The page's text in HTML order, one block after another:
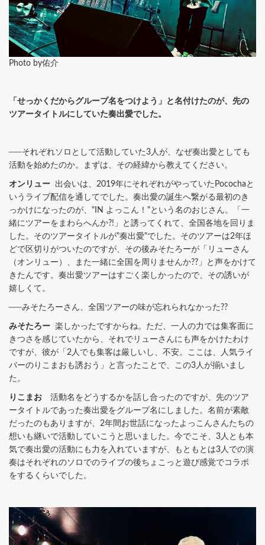
Photo by佑介
「せっかくだからグループ名をつけよう」と名付けたのが、先の
ツアータイトルにしていた奏出愛でした。
──それぞれソロとして活動していた3人が、なぜ奏出愛としても
活動を始めたのか。まずは、その経緯から教えてください。
オンリュー 出会いは、2019年にそれぞれがやっていたPocochaと
いうライブ配信を通してでした。奏出愛の誕生へ繋がる最初のき
っかけになったのが、"IN よっこん！"という名のおじさん。「一
緒にツアーをまわらへんか?!」と誘ってくれて、全国各地を回りま
した。そのツアータイトルが"奏出愛"でした。そのツアーは2年ほ
どで区切りがついたのですが、その後みそたろーが「リューさん
（オンリュー）、また一緒に全国を周りませんか??」と声をかけて
きたんです。奏出愛ツアーはすごく楽しかったので、その誘いが
嬉しくて。
──みそたろーさん、全国ツアーの味が忘れられなかった??
みそたろー 楽しかったですからね。ただ、一人の力では集客面に
きつさを感じていたから、それでリューさんにも声をかけたわけ
ですが、彼が「2人でも集客は厳しいし、不安。ここは、人気ライ
バーのりこまおも誘おう」と言ったことで、この3人が揃いまし
た。
りこまお 活動名をどうするかを話し合ったのですが、先のツア
ータイトルであった奏出愛をグループ名にしました。名前が素敵
だったのもありますが、2年間お世話になったよっこんさんたちの
想いも継いで活動していこうと思いました。今でこそ、3人とも本
気で奏出愛の活動にも力を入れていますが、もともとは3人での演
奏はそれぞれのソロでのライブの後ちょこっと遊び感覚でコラボ
をするくらいでした。